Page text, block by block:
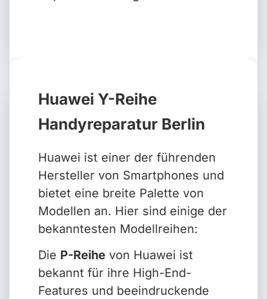
Huawei Y-Reihe
Handyreparatur Berlin
Huawei ist einer der führenden
Hersteller von Smartphones und
bietet eine breite Palette von
Modellen an. Hier sind einige der
bekanntesten Modellreihen:
Die P-Reihe von Huawei ist
bekannt für ihre High-End-
Features und beeindruckende